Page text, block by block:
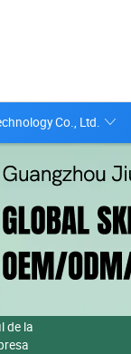
Co., Ltd.
de la